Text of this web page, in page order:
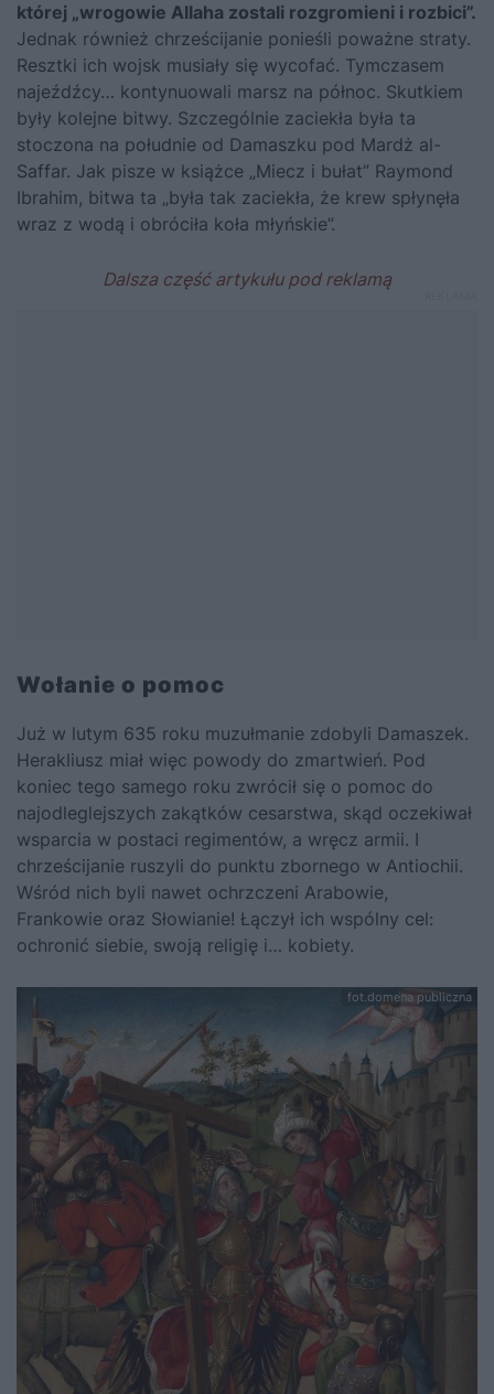
której „wrogowie Allaha zostali rozgromieni i rozbici”.
Jednak również chrześcijanie ponieśli poważne straty.
Resztki ich wojsk musiały się wycofać. Tymczasem
najeźdźcy… kontynuowali marsz na północ. Skutkiem
były kolejne bitwy. Szczególnie zaciekła była ta
stoczona na południe od Damaszku pod Mardż al-
Saffar. Jak pisze w książce „Miecz i bułat” Raymond
Ibrahim, bitwa ta „była tak zaciekła, że krew spłynęła
wraz z wodą i obróciła koła młyńskie”.
Wołanie o pomoc
Już w lutym 635 roku muzułmanie zdobyli Damaszek.
Herakliusz miał więc powody do zmartwień. Pod
koniec tego samego roku zwrócił się o pomoc do
najodleglejszych zakątków cesarstwa, skąd oczekiwał
wsparcia w postaci regimentów, a wręcz armii. I
chrześcijanie ruszyli do punktu zbornego w Antiochii.
Wśród nich byli nawet ochrzczeni Arabowie,
Frankowie oraz Słowianie! Łączył ich wspólny cel:
ochronić siebie, swoją religię i… kobiety.
fot.domena publiczna